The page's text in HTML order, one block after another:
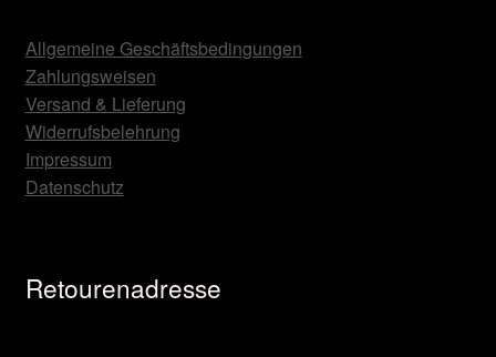
Allgemeine Geschäftsbedingungen
Zahlungsweisen
Versand & Lieferung
Widerrufsbelehrung
Impressum
Datenschutz
Retourenadresse